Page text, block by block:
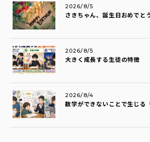
さきちゃん、誕生日おめでと
2026/8/5
大きく成長する生徒の特徴
2026/8/5
数学ができないことで生じる
2026/8/4